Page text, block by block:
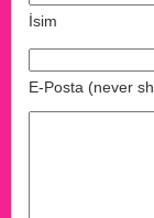
İsim
E-Posta (never